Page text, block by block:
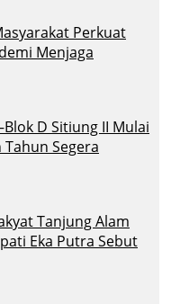
Perkuat
Menjaga
D Sitiung II Mulai
Segera
Tanjung Alam
Eka Putra Sebut